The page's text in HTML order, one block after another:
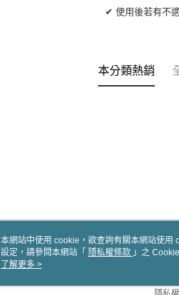
✔ 使用後若有不
本分類熱銷
關於
本網站中使用 cookie，欲查詢有關本網站使用
設定，請參閱本網站「 隱私權條款 」之
使用 cookie。
了解更多 >